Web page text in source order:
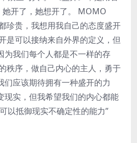
她开了，她想开了。 MOMO
珍贵，我想用我自己的态度盛开
是可以接纳来自外界的定义，但
为我们每个人都是不一样的存
秩序，做自己内心的主人，勇于
们应该期待拥有一种盛开的力
现实，但我希望我们的内心都能
以抵御现实不确定性的能力”